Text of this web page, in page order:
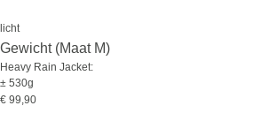
licht
Gewicht (Maat M)
Heavy Rain Jacket:
± 530g
€ 99,90